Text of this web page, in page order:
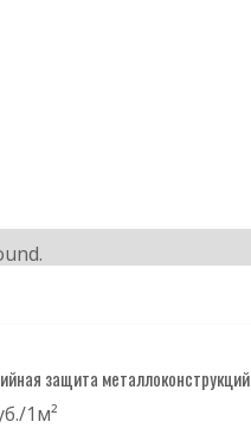
защита металлоконструкций
1м²